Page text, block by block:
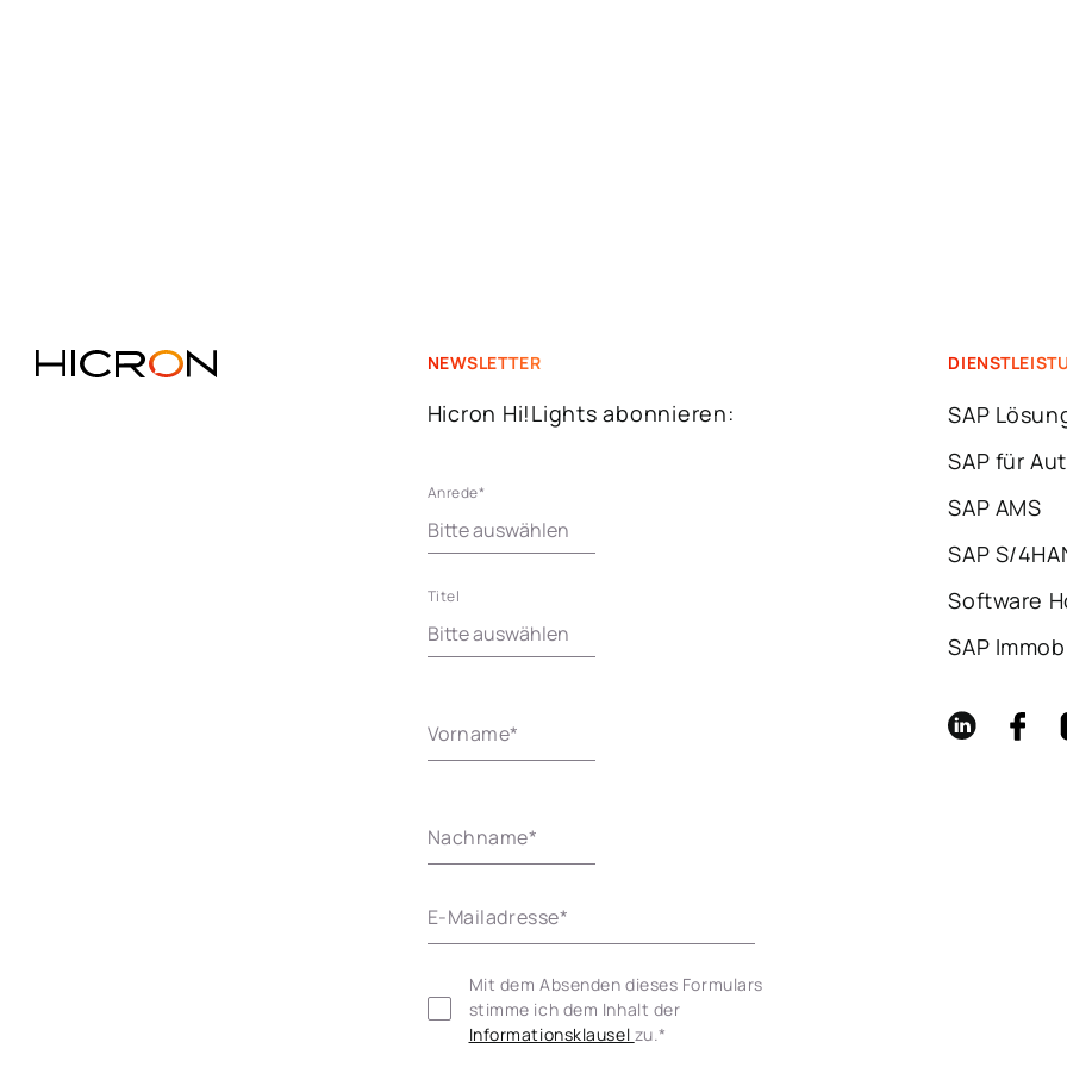
NEWSLETTER
Hicron Hi!Lights abonnieren:
Anrede*
Titel
Vorname*
Nachname*
E-Mailadresse*
Mit dem Absenden dieses Formulars
Informationsklausel zu.*
SAP
SAP für
SAP AMS
SAP S/
Software
SAP